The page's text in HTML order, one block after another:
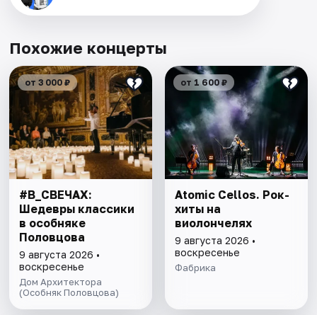
Похожие концерты
от 3 000 ₽
#В_СВЕЧАХ:
Шедевры классики
в особняке
Половцова
9 августа 2026 •
воскресенье
Дом Архитектора
(Особняк Половцова)
от 1 600 ₽
Atomic Cellos. Рок-
хиты на
виолончелях
9 августа 2026 •
воскресенье
Фабрика